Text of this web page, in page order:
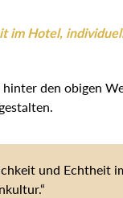
Hotel,
den obigen
und Echtheit